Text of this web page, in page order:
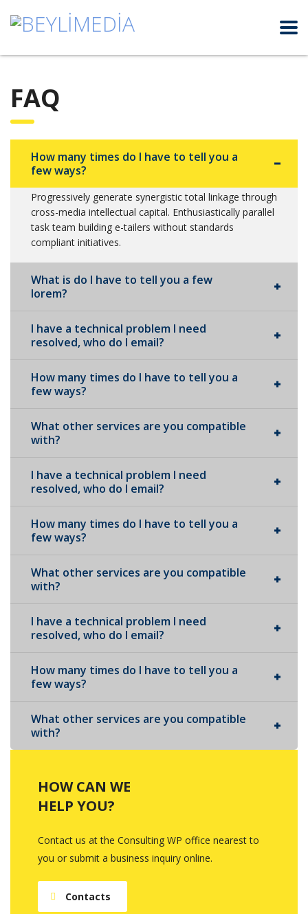
FAQ
How many times do I have to tell you a
few ways?
Progressively generate synergistic total linkage through
cross-media intellectual capital. Enthusiastically parallel
task team building e-tailers without standards
compliant initiatives.
What is do I have to tell you a few
lorem?
I have a technical problem I need
resolved, who do I email?
How many times do I have to tell you a
few ways?
What other services are you compatible
with?
I have a technical problem I need
resolved, who do I email?
How many times do I have to tell you a
few ways?
What other services are you compatible
with?
I have a technical problem I need
resolved, who do I email?
How many times do I have to tell you a
few ways?
What other services are you compatible
with?
HOW CAN WE
HELP YOU?
Contact us at the Consulting WP office nearest to
you or submit a business inquiry online.
Contacts